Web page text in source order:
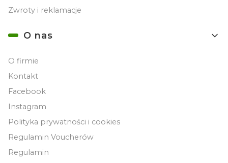
Zwroty i reklamacje
O nas
O firmie
Kontakt
Facebook
Instagram
Polityka prywatności i cookies
Regulamin Voucherów
Regulamin